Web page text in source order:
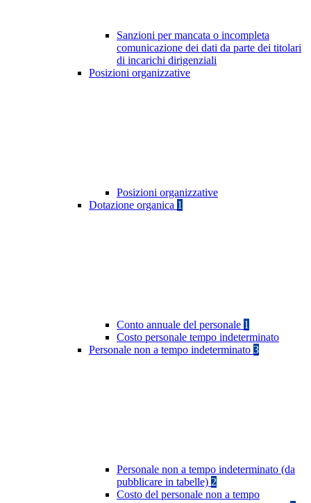
Sanzioni per mancata o incompleta
comunicazione dei dati da parte dei titolari
di incarichi dirigenziali
Posizioni organizzative
Posizioni organizzative
Dotazione organica 1
Conto annuale del personale 1
Costo personale tempo indeterminato
Personale non a tempo indeterminato 3
Personale non a tempo indeterminato (da
pubblicare in tabelle) 2
Costo del personale non a tempo